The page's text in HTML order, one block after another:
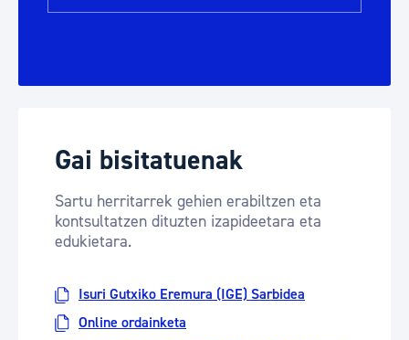
Gai bisitatuenak
Sartu herritarrek gehien erabiltzen eta
kontsultatzen dituzten izapideetara eta
edukietara.
Isuri Gutxiko Eremura (IGE) Sarbidea
Online ordainketa